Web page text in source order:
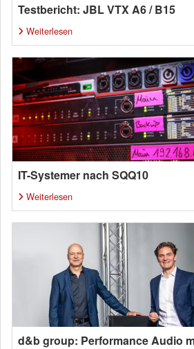
Testbericht: JBL VTX A6 / B15
Weiterlesen
IT-Systemer nach SQQ10
Weiterlesen
d&b group: Performance Audio